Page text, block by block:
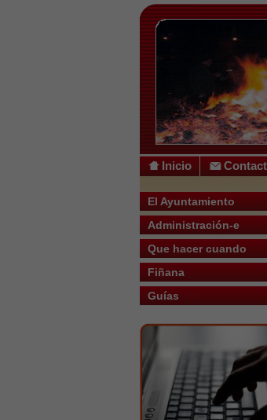
Inicio
El Ayuntamiento
Administración-e
Que hacer cuando
Fiñana
Guías